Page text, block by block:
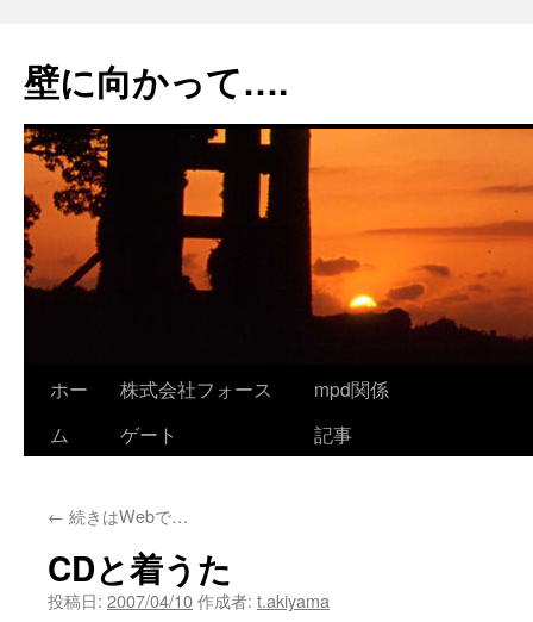
テ
ン
へ
ス
キ
ッ
プ
壁に向かって….
ホー
ム
株式会社フォース
ゲート
mpd関係
記事
← 続きはWebで…
CDと着うた
投稿日: 2007/04/10作成者: t.akiyama